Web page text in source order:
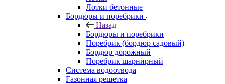
Лотки бетонные
Бордюры и поребрики
Назад
Бордюры и поребрики
Поребрик (бордюр садовый)
Бордюр дорожный
Поребрик шарнирный
Система водоотвода
Газонная решетка